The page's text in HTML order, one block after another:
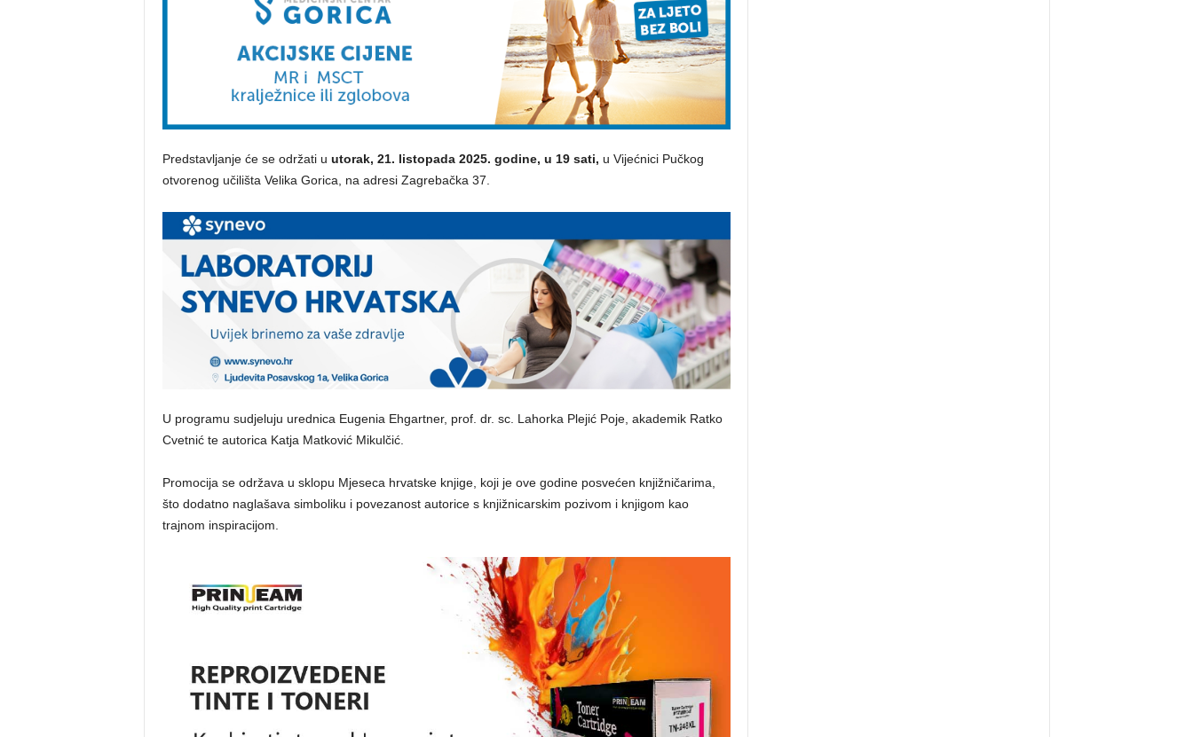
Predstavljanje će se održati u utorak, 21. listopada 2025. godine, u 19 sati, u Vijećnici Pučkog
otvorenog učilišta Velika Gorica, na adresi Zagrebačka 37.
U programu sudjeluju urednica Eugenia Ehgartner, prof. dr. sc. Lahorka Plejić Poje, akademik Ratko
Cvetnić te autorica Katja Matković Mikulčić.
Promocija se održava u sklopu Mjeseca hrvatske knjige, koji je ove godine posvećen knjižničarima,
što dodatno naglašava simboliku i povezanost autorice s knjižnicarskim pozivom i knjigom kao
trajnom inspiracijom.